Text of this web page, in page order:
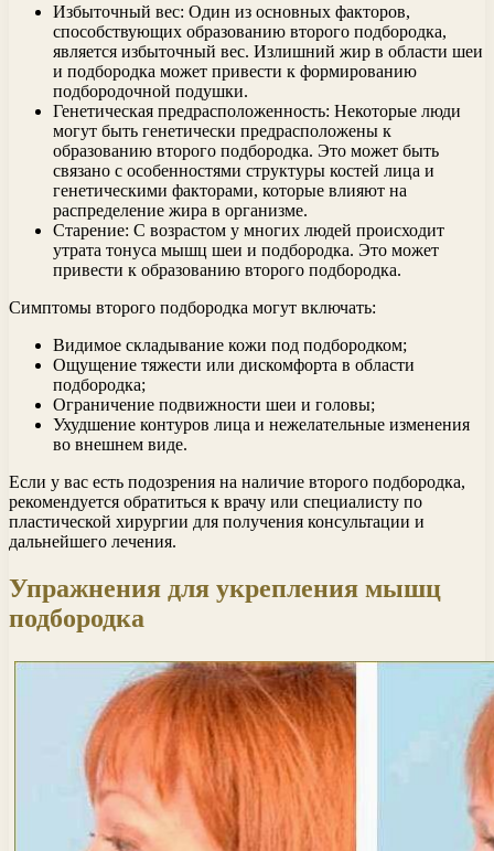
Избыточный вес: Один из основных факторов,
способствующих образованию второго подбородка,
является избыточный вес. Излишний жир в области шеи
и подбородка может привести к формированию
подбородочной подушки.
Генетическая предрасположенность: Некоторые люди
могут быть генетически предрасположены к
образованию второго подбородка. Это может быть
связано с особенностями структуры костей лица и
генетическими факторами, которые влияют на
распределение жира в организме.
Старение: С возрастом у многих людей происходит
утрата тонуса мышц шеи и подбородка. Это может
привести к образованию второго подбородка.
Симптомы второго подбородка могут включать:
Видимое складывание кожи под подбородком;
Ощущение тяжести или дискомфорта в области
подбородка;
Ограничение подвижности шеи и головы;
Ухудшение контуров лица и нежелательные изменения
во внешнем виде.
Если у вас есть подозрения на наличие второго подбородка,
рекомендуется обратиться к врачу или специалисту по
пластической хирургии для получения консультации и
дальнейшего лечения.
Упражнения для укрепления мышц
подбородка